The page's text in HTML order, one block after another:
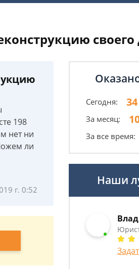
своего
198
нет ни
ли
г. 0:52
Сегодня: 34
За месяц:
За все время:
Наши